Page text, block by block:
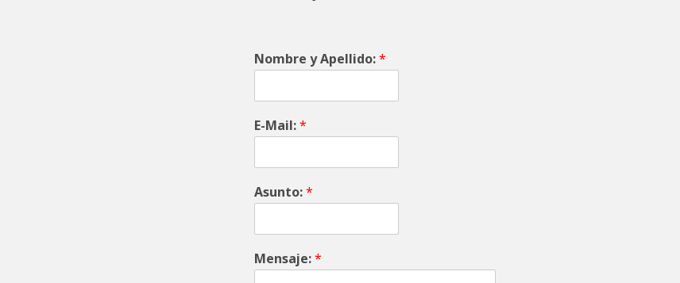
Nombre y Apellido:*
E-Mail:*
Asunto:*
Mensaje:*